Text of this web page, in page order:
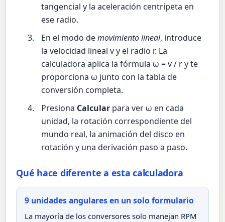
tangencial y la aceleración centrípeta en
ese radio.
En el modo demovimiento lineal, introduce
la velocidad lineal v y el radio r. La
calculadora aplica la fórmula ω = v / r y te
proporciona ω junto con la tabla de
conversión completa.
Presiona Calcular para ver ω en cada
unidad, la rotación correspondiente del
mundo real, la animación del disco en
rotación y una derivación paso a paso.
Qué hace diferente a esta calculadora
9 unidades angulares en un solo formulario
La mayoría de los conversores solo manejan RPM